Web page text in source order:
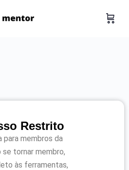
Restrito
para membros da
tornar membro,
às ferramentas,